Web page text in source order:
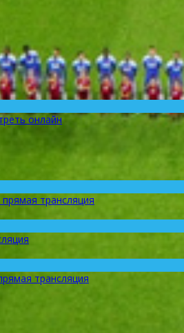
онлайн
трансляция
трансляция